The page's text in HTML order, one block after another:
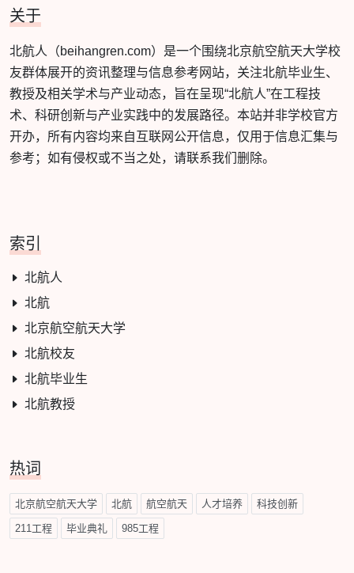
关于
北航人（beihangren.com）是一个围绕北京航空航天大学校
友群体展开的资讯整理与信息参考网站，关注北航毕业生、
教授及相关学术与产业动态，旨在呈现“北航人”在工程技
术、科研创新与产业实践中的发展路径。本站并非学校官方
开办，所有内容均来自互联网公开信息，仅用于信息汇集与
参考；如有侵权或不当之处，请联系我们删除。
索引
北航人
北航
北京航空航天大学
北航校友
北航毕业生
北航教授
热词
北京航空航天大学 北航 航空航天 人才培养 科技创新
211工程 毕业典礼 985工程